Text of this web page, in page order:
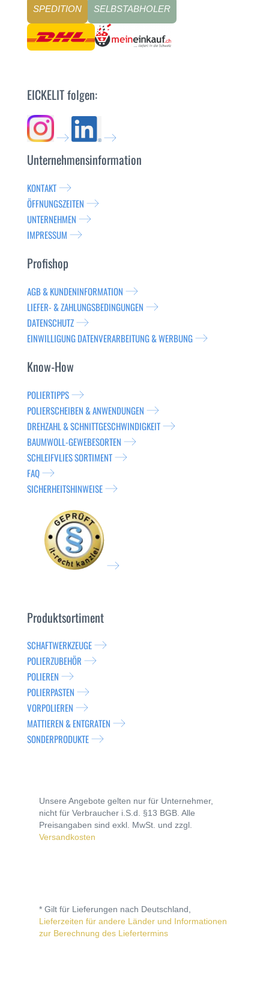
SPEDITION SELBSTABHOLER
EICKELIT folgen:
Unternehmensinformation
KONTAKT
ÖFFNUNGSZEITEN
UNTERNEHMEN
IMPRESSUM
Profishop
AGB & KUNDENINFORMATION
LIEFER- & ZAHLUNGSBEDINGUNGEN
DATENSCHUTZ
EINWILLIGUNG DATENVERARBEITUNG & WERBUNG
Know-How
POLIERTIPPS
POLIERSCHEIBEN & ANWENDUNGEN
DREHZAHL & SCHNITTGESCHWINDIGKEIT
BAUMWOLL-GEWEBESORTEN
SCHLEIFVLIES SORTIMENT
FAQ
SICHERHEITSHINWEISE
Produktsortiment
SCHAFTWERKZEUGE
POLIERZUBEHÖR
POLIEREN
POLIERPASTEN
VORPOLIEREN
MATTIEREN & ENTGRATEN
SONDERPRODUKTE
Unsere Angebote gelten nur für Unternehmer,
nicht für Verbraucher i.S.d. §13 BGB. Alle
Preisangaben sind exkl. MwSt. und zzgl.
Versandkosten
* Gilt für Lieferungen nach Deutschland,
Lieferzeiten für andere Länder und Informationen
zur Berechnung des Liefertermins